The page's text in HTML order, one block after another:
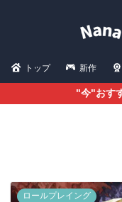
トップ 新作
"今"おす
ロールプレイング